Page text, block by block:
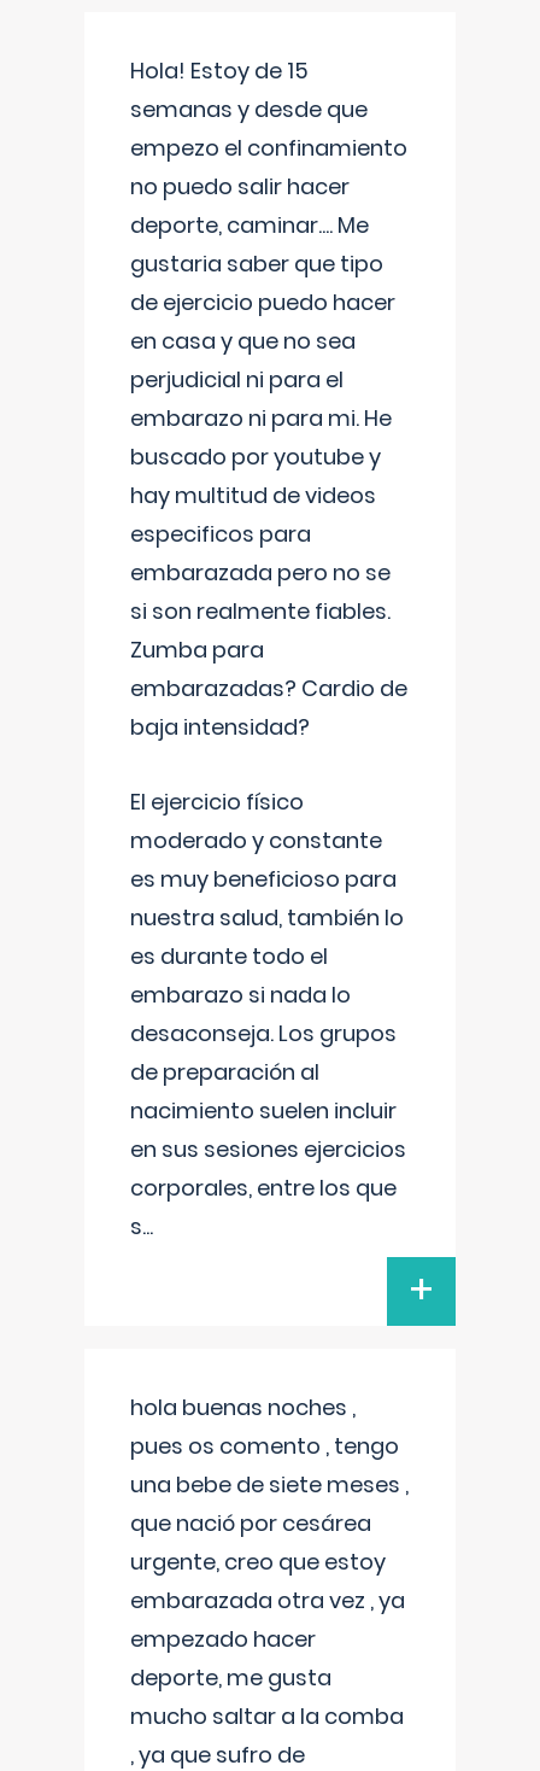
Hola! Estoy de 15
semanas y desde que
empezo el confinamiento
no puedo salir hacer
deporte, caminar.... Me
gustaria saber que tipo
de ejercicio puedo hacer
en casa y que no sea
perjudicial ni para el
embarazo ni para mi. He
buscado por youtube y
hay multitud de videos
especificos para
embarazada pero no se
si son realmente fiables.
Zumba para
embarazadas? Cardio de
baja intensidad?
El ejercicio físico
moderado y constante
es muy beneficioso para
nuestra salud, también lo
es durante todo el
embarazo si nada lo
desaconseja. Los grupos
de preparación al
nacimiento suelen incluir
en sus sesiones ejercicios
corporales, entre los que
s...
+
hola buenas noches ,
pues os comento , tengo
una bebe de siete meses ,
que nació por cesárea
urgente, creo que estoy
embarazada otra vez , ya
empezado hacer
deporte, me gusta
mucho saltar a la comba
, ya que sufro de